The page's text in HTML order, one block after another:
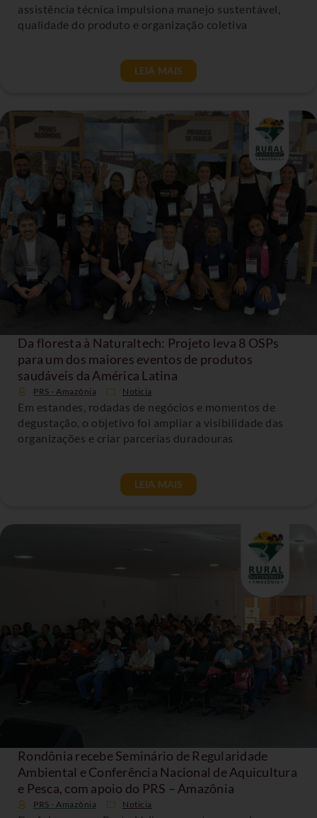
assistência técnica impulsiona manejo sustentável,
qualidade do produto e organização coletiva
LEIA MAIS
Da floresta à Naturaltech: Projeto leva 8 OSPs
para um dos maiores eventos de produtos
saudáveis da América Latina
PRS - Amazônia Noticia
Em estandes, rodadas de negócios e momentos de
degustação, o objetivo foi ampliar a visibilidade das
organizações e criar parcerias duradouras
LEIA MAIS
Rondônia recebe Seminário de Regularidade
Ambiental e Conferência Nacional de Aquicultura
e Pesca, com apoio do PRS – Amazônia
PRS - Amazônia Noticia